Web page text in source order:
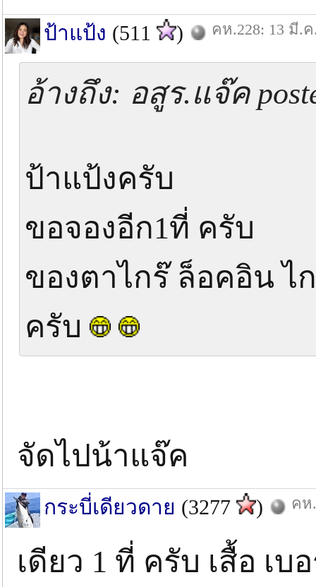
ป้าแป้ง (511 ) คห.228: 13 มี.ค
อ้างถึง: อสูร.แจ๊ค
ป้าแป้งครับ
ขอจองอีก1ที่ ครับ
ของตาไกร๊ ล็อคอิน ไ
ครับ
จัดไปน้าแจ๊ค
กระบี่เดียวดาย (3277 ) คห
เดียว 1 ที่ ครับ เสื้อ เ